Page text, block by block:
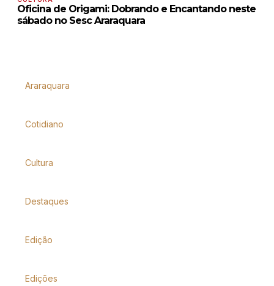
Oficina de Origami: Dobrando e Encantando neste
sábado no Sesc Araraquara
Araraquara
Cotidiano
Cultura
Destaques
Edição
Edições